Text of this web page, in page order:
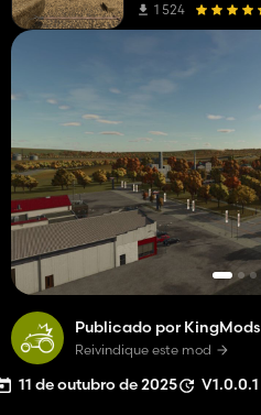
Publicado por KingMods
Reivindique este mod
11 de outubro de 2025 V1.0.0.1
1 524